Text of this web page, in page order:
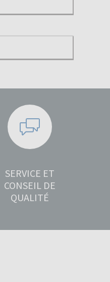
SERVICE ET
CONSEIL DE
QUALITÉ